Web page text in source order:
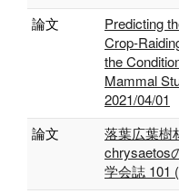
論文
Predicting
Crop-
the
Mammal
2021/04/01
論文
落葉広葉樹
chrysaetos
学会誌 101